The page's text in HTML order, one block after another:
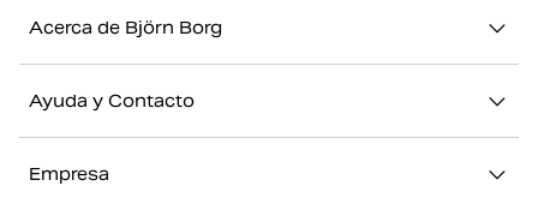
Acerca de Björn Borg
Stories
Ayuda y Contacto
Empresa